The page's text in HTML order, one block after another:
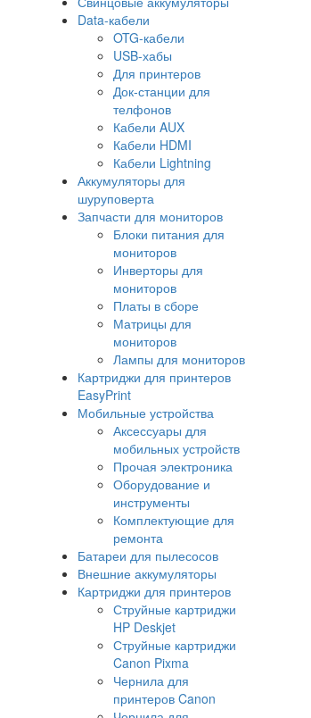
Data-кабели
OTG-кабели
USB-хабы
Для принтеров
Док-станции для
телфонов
Кабели AUX
Кабели HDMI
Кабели Lightning
Аккумуляторы для
шуруповерта
Запчасти для мониторов
Блоки питания для
мониторов
Инверторы для
мониторов
Платы в сборе
Матрицы для
мониторов
Лампы для мониторов
Картриджи для принтеров
EasyPrint
Мобильные устройства
Аксессуары для
мобильных устройств
Прочая электроника
Оборудование и
инструменты
Комплектующие для
ремонта
Батареи для пылесосов
Внешние аккумуляторы
Картриджи для принтеров
Струйные картриджи
HP Deskjet
Струйные картриджи
Canon Pixma
Чернила для
принтеров Canon